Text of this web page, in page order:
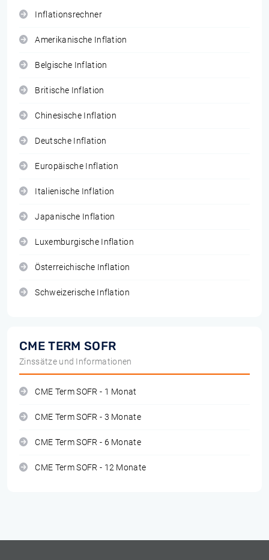
Inflationsrechner
Amerikanische Inflation
Belgische Inflation
Britische Inflation
Chinesische Inflation
Deutsche Inflation
Europäische Inflation
Italienische Inflation
Japanische Inflation
Luxemburgische Inflation
Österreichische Inflation
Schweizerische Inflation
CME TERM SOFR
Zinssätze und Informationen
CME Term SOFR - 1 Monat
CME Term SOFR - 3 Monate
CME Term SOFR - 6 Monate
CME Term SOFR - 12 Monate